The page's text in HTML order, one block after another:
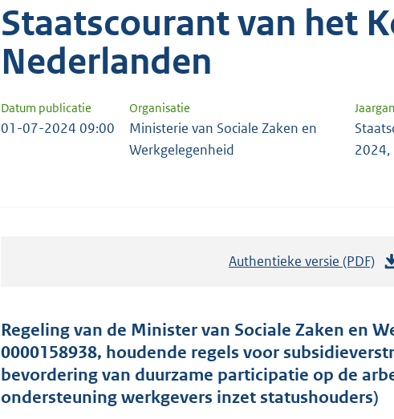
Staatscourant van het
Nederlanden
Datum publicatie Organisatie
01-07-2024 09:00
Ministerie van Sociale Zaken en
Werkgelegenheid
2024,
Authentieke versie (PDF)
t
a
n
d
Regeling van de Minister van Sociale Zaken en
0000158938, houdende regels voor
bevordering van duurzame participatie op de
ondersteuning werkgevers inzet statushouders)